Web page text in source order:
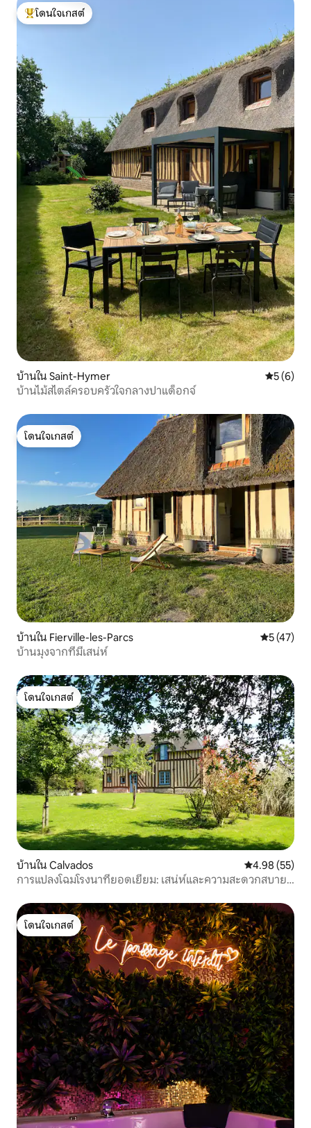
โดนใจเกสต์ที่สุด
โดนใจเกสต์
บ้านใน Saint-Hymer คะแนนเฉ
5 (6)
บ้านไม้สไตล์ครอบครัวใจกลางปาแด็อกจ์
โดนใจเกสต์
โดนใจเกสต์
บ้านใน Fierville-les-Parcs คะแนนเฉลี่
5 (47)
บ้านมุงจากที่มีเสน่ห์
โดนใจเกสต์
โดนใจเกสต์
บ้านใน Calvados คะแนนเฉลี่ย
4.98 (55)
การแปลงโฉมโรงนาที่ยอดเยี่ยม: เสน่ห์และความสะดวกสบาย
โดนใจเกสต์
โดนใจเกสต์